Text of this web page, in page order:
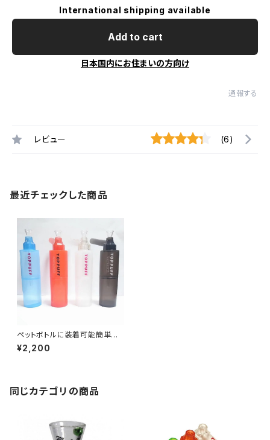
International shipping available
Add to cart
日本国内にお住まいの方向け
通報する
レビュー (6)
最近チェックした商品
ペットボトルに装着可能簡単に
ボングに変身【喫煙具・水パイ
プ・ボング】ペットボトルに装着
¥2,200
同じカテゴリの商品